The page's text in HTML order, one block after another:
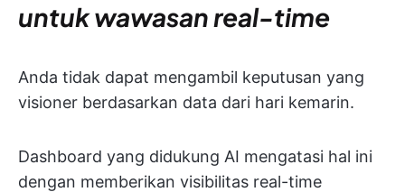
untuk wawasan real-time
Anda tidak dapat mengambil keputusan yang
visioner berdasarkan data dari hari kemarin.
Dashboard yang didukung AI mengatasi hal ini
dengan memberikan visibilitas real-time